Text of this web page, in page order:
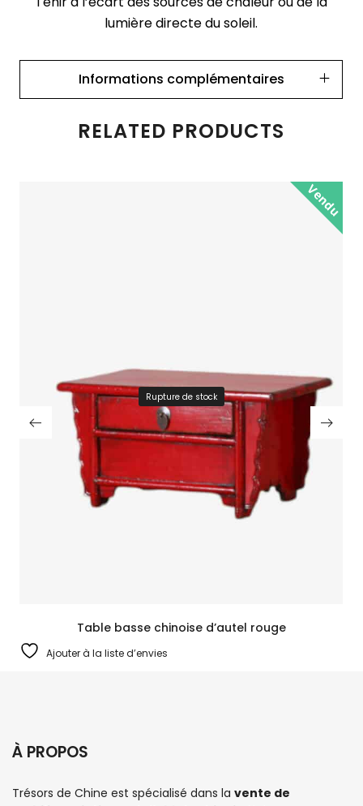
lumière directe du soleil.
Informations complémentaires
RELATED PRODUCTS
Vendu
Rupture de stock
Table basse chinoise d’autel rouge
Ajouter à la liste d’envies
À PROPOS
Trésors de Chine est spécialisé dans la vente de